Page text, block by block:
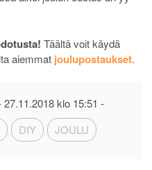
Täältä voit käydä
aiemmat joulupostaukset.
27.11.2018 klo 15:51 -
DIY JOULU